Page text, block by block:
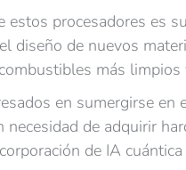
estos procesadores es
diseño de nuevos
más
en sumergirse
necesidad de adquirir
de IA